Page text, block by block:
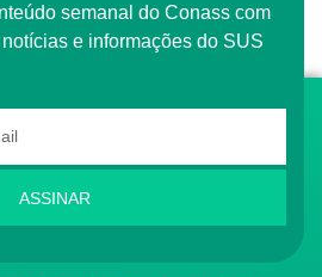
semanal do Conass com
e informações do SUS
ASSINAR